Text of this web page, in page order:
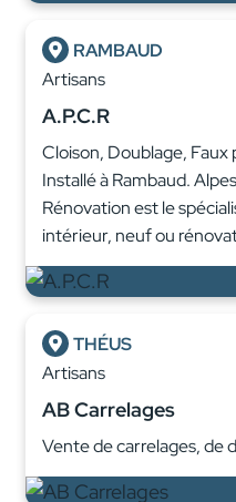
RAMBAUD
Artisans
A.P.C.R
Cloison, Doublage,
Installé à Rambaud.
Rénovation est le
intérieur, neuf ou
THÉUS
Artisans
AB Carrelages
Vente de carrelages, de